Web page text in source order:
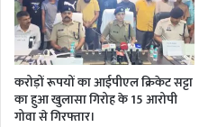
करोड़ों रूपयों का आईपीएल क्रिकेट सट्टा
का हुआ खुलासा गिरोह के 15 आरोपी
गोवा से गिरफ्तार।